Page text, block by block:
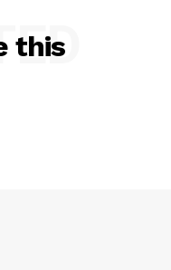
this